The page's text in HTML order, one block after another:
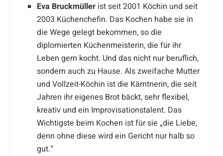
Eva Bruckmüller ist seit 2001 Köchin und seit
2003 Küchenchefin. Das Kochen habe sie in
die Wege gelegt bekommen, so die
diplomierten Küchenmeisterin, die für ihr
Leben gern kocht. Und das nicht nur beruflich,
sondern auch zu Hause. Als zweifache Mutter
und Vollzeit-Köchin ist die Kärntnerin, die seit
Jahren ihr eigenes Brot bäckt, sehr flexibel,
kreativ und ein Improvisationstalent. Das
Wichtigste beim Kochen ist für sie „die Liebe,
denn ohne diese wird ein Gericht nur halb so
gut.“